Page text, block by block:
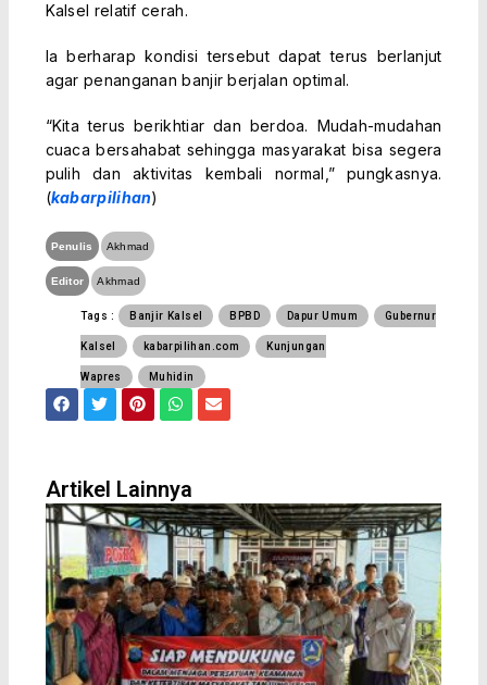
Kalsel relatif cerah.
Ia berharap kondisi tersebut dapat terus berlanjut
agar penanganan banjir berjalan optimal.
“Kita terus berikhtiar dan berdoa. Mudah-mudahan
cuaca bersahabat sehingga masyarakat bisa segera
pulih dan aktivitas kembali normal,” pungkasnya.
(kabarpilihan)
Penulis Akhmad
Editor Akhmad
Tags : Banjir Kalsel BPBD Dapur Umum Gubernur
Kalsel kabarpilihan.com Kunjungan
Wapres Muhidin
F
a
o
o
k
T
w
e
r
P
i
r
e
s
t
W
h
a
p
p
E
n
e
Artikel Lainnya